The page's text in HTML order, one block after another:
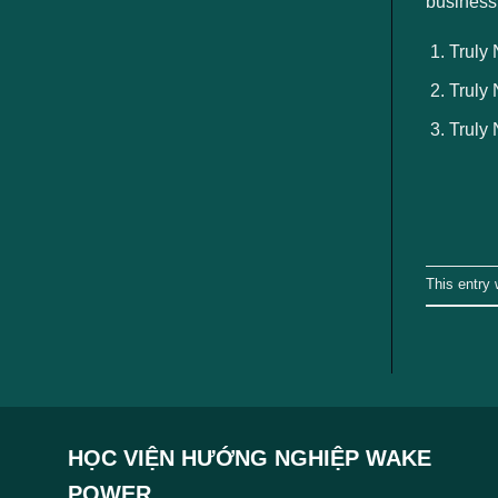
Truly
Truly
Truly
This entry
HỌC VIỆN HƯỚNG NGHIỆP WAKE
POWER